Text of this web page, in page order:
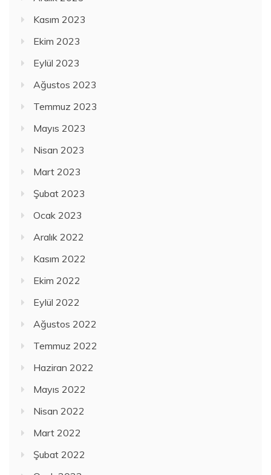
Kasım 2023
Ekim 2023
Eylül 2023
Ağustos 2023
Temmuz 2023
Mayıs 2023
Nisan 2023
Mart 2023
Şubat 2023
Ocak 2023
Aralık 2022
Kasım 2022
Ekim 2022
Eylül 2022
Ağustos 2022
Temmuz 2022
Haziran 2022
Mayıs 2022
Nisan 2022
Mart 2022
Şubat 2022